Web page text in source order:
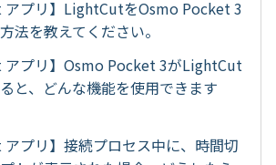
アプリ】LightCutをOsmo Pocket 3
法を教えてください。
アプリ】Osmo Pocket 3がLightCut
と、どんな機能を使用できます
アプリ】接続プロセス中に、時間切